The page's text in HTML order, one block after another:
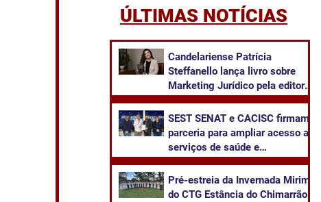
ÚLTIMAS NOTÍCIAS
Candelariense Patrícia
Steffanello lança livro sobre
Marketing Jurídico pela editora
SEST SENAT e CACISC firmam
parceria para ampliar acesso a
serviços de saúde e
Pré-estreia da Invernada Mirim
do CTG Estância do Chimarrão